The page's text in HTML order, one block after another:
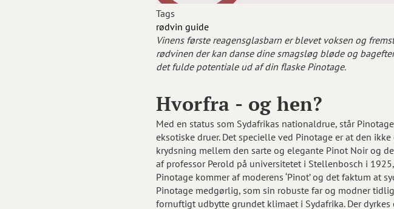
Tags
rødvin guide
Vinens første reagensglasbarn er blevet voksen og
rødvinen der kan danse dine smagsløg bløde og
det fulde potentiale ud af din flaske Pinotage.
Hvorfra - og hen?
Med en status som Sydafrikas nationaldrue, står
eksotiske druer. Det specielle ved Pinotage er at den
krydsning mellem den sarte og elegante Pinot Noir og
af professor Perold på universitetet i Stellenbosch i
Pinotage kommer af moderens ‘Pinot’ og det faktum at
Pinotage medgørlig, som sin robuste far og modner
fornuftigt udbytte grundet klimaet i Sydafrika. Der